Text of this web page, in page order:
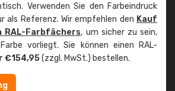
Verwenden Sie den Farbeindruck
als Referenz. Wir empfehlen den Kauf
RAL-Farbfächers, um sicher zu sein,
vorliegt. Sie können einen RAL-
€154,95(zzgl. MwSt.) bestellen.